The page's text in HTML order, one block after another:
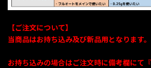
【ご注文について】
当商品はお持ち込み及び新品用となります。
お持ち込みの場合はご注文時に備考欄にて